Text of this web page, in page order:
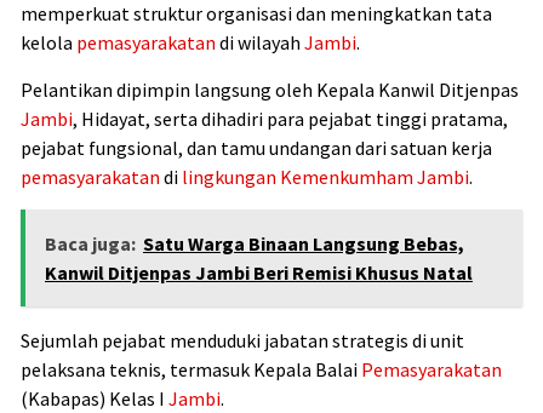
memperkuat struktur organisasi dan meningkatkan tata
kelola pemasyarakatan di wilayah Jambi.
Pelantikan dipimpin langsung oleh Kepala Kanwil Ditjenpas
Jambi, Hidayat, serta dihadiri para pejabat tinggi pratama,
pejabat fungsional, dan tamu undangan dari satuan kerja
pemasyarakatan di lingkungan Kemenkumham Jambi.
Baca juga: Satu Warga Binaan Langsung Bebas,
Kanwil Ditjenpas Jambi Beri Remisi Khusus Natal
Sejumlah pejabat menduduki jabatan strategis di unit
pelaksana teknis, termasuk Kepala Balai Pemasyarakatan
(Kabapas) Kelas I Jambi.